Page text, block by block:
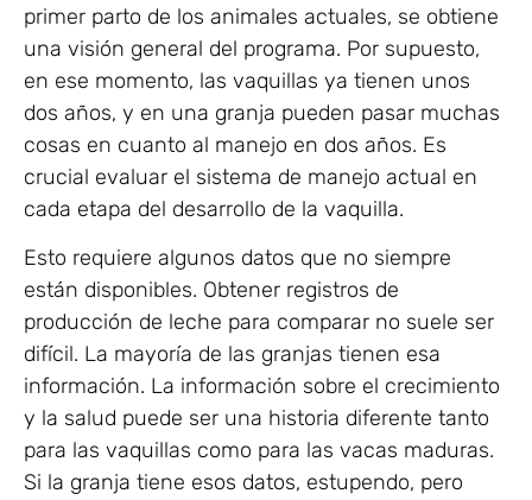
primer parto de los animales actuales, se obtiene
una visión general del programa. Por supuesto,
en ese momento, las vaquillas ya tienen unos
dos años, y en una granja pueden pasar muchas
cosas en cuanto al manejo en dos años. Es
crucial evaluar el sistema de manejo actual en
cada etapa del desarrollo de la vaquilla.
Esto requiere algunos datos que no siempre
están disponibles. Obtener registros de
producción de leche para comparar no suele ser
difícil. La mayoría de las granjas tienen esa
información. La información sobre el crecimiento
y la salud puede ser una historia diferente tanto
para las vaquillas como para las vacas maduras.
Si la granja tiene esos datos, estupendo, pero